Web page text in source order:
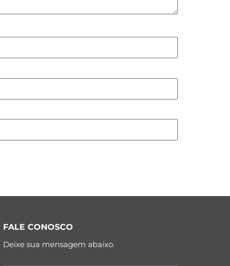
FALE CONOSCO
Deixe sua mensagem abaixo.